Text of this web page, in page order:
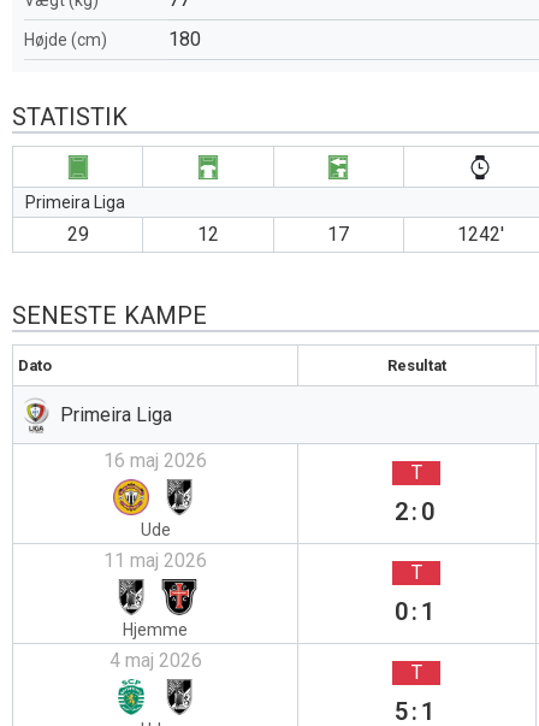
Højde (cm) 180
STATISTIK
Primeira Liga
29 12 17 1242′
SENESTE KAMPE
Dato Resultat
Primeira Liga
16 maj 2026
Ude
T
2:0
11 maj 2026
Hjemme
T
0:1
4 maj 2026 T
5:1